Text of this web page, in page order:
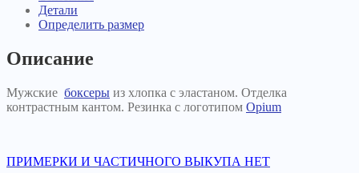
синие Детали
Определить размер
Описание
Мужские боксеры из хлопка с эластаном. Отделка
контрастным кантом. Резинка с логотипом Opium
ПРИМЕРКИ И ЧАСТИЧНОГО ВЫКУПА НЕТ